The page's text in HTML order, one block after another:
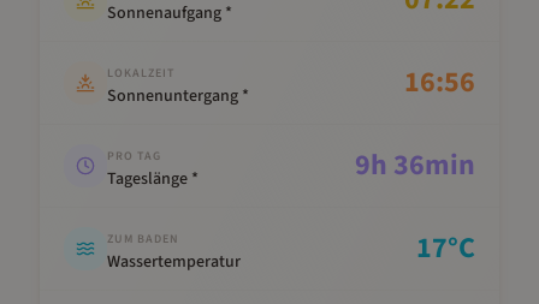
Sonnenaufgang *
LOKALZEIT
Sonnenuntergang * 16:56
PRO TAG
Tageslänge * 9h 36min
ZUM BADEN
Wassertemperatur 17°C